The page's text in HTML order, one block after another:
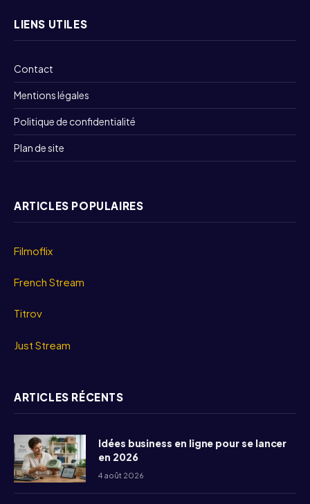
LIENS UTILES
Contact
Mentions légales
Politique de confidentialité
Plan de site
ARTICLES POPULAIRES
Filmoflix
French Stream
Titrov
Just Stream
ARTICLES RÉCENTS
Idées business en ligne pour se lancer
en 2026
4 août 2026